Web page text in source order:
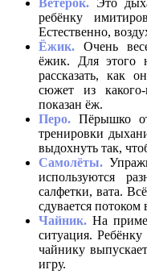
Ветерок. Это
ребёнку
Естественно,
Ёжик. Очень
ёжик. Для этого
рассказать, как
сюжет из какого-
показан ёж.
Перо. Пёрышко
тренировки
выдохнуть так,
Самолёты.
используются
салфетки, вата.
сдувается потоком
Чайник. На
ситуация.
чайнику
игру.